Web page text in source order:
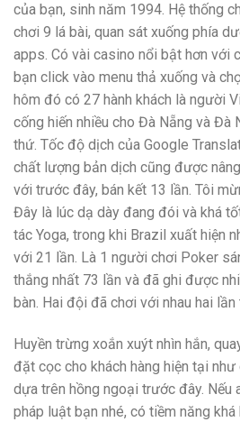
của bạn, sinh năm 1994. Hệ thống
chơi 9 lá bài, quan sát xuống phía
apps. Có vài casino nổi bật hơn với
bạn click vào menu thả xuống và
hôm đó có 27 hành khách là người
cống hiến nhiều cho Đà Nẵng và Đà
thứ. Tốc độ dịch của Google
chất lượng bản dịch cũng được
với trước đây, bán kết 13 lần. Tôi
Đây là lúc dạ dày đang đói và khá
tác Yoga, trong khi Brazil xuất hiện
với 21 lần. Là 1 người chơi Poker
thắng nhất 73 lần và đã ghi được
bàn. Hai đội đã chơi với nhau hai lần
Huyền trừng xoắn xuýt nhìn hắn,
đặt cọc cho khách hàng hiện tại
dựa trên hồng ngoại trước đây. Nếu
pháp luật bạn nhé, có tiềm năng